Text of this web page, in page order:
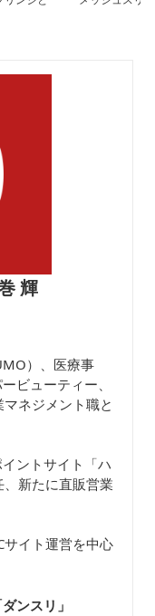
輝
）、医療事
ビューティー、
ネジメント職と
ントサイト「ハ
、新たに直販営業
サイト運営を中心
ンスリ 」